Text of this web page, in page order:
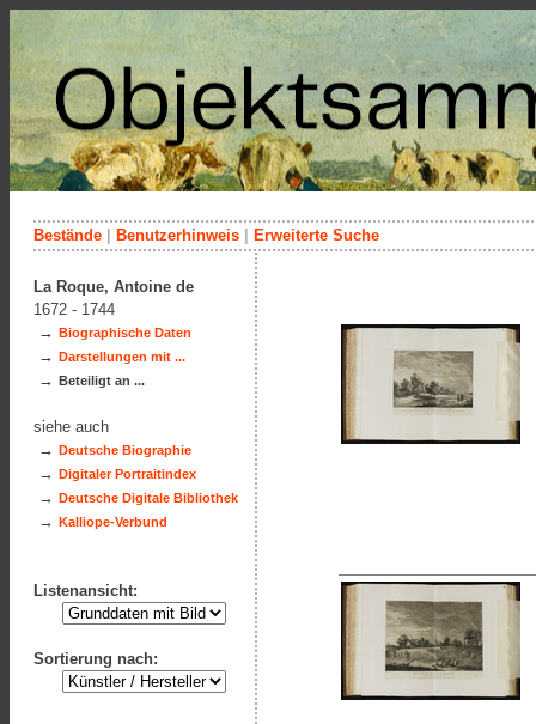
Bestände Benutzerhinweis Erweiterte Suche
La Roque, Antoine de
1672 - 1744
→ Biographische Daten
→ Darstellungen mit ...
→ Beteiligt an ...
siehe auch
→ Deutsche Biographie
→ Digitaler Portraitindex
→ Deutsche Digitale Bibliothek
→ Kalliope-Verbund
Listenansicht:
Sortierung nach: